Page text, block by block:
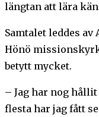
längtan att lära
Samtalet leddes
Hönö
betytt mycket.
– Jag har nog
flesta har jag fått